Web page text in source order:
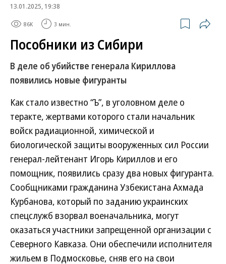
13.01.2025, 19:38
86K 3 мин.
Пособники из Сибири
В деле об убийстве генерала Кириллова
появились новые фигуранты
Как стало известно “Ъ”, в уголовном деле о
теракте, жертвами которого стали начальник
войск радиационной, химической и
биологической защиты вооруженных сил России
генерал-лейтенант Игорь Кириллов и его
помощник, появились сразу два новых фигуранта.
Сообщниками гражданина Узбекистана Ахмада
Курбанова, который по заданию украинских
спецслужб взорвал военачальника, могут
оказаться участники запрещенной организации с
Северного Кавказа. Они обеспечили исполнителя
жильем в Подмосковье, сняв его на свои